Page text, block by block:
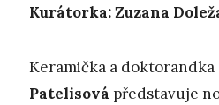
Kurátorka: Zuzana
Keramička a doktorandka
Patelisová představuje